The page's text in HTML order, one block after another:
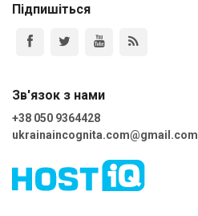
Підпишіться
Зв'язок з нами
+38 050 9364428
ukrainaincognita.com@gmail.com